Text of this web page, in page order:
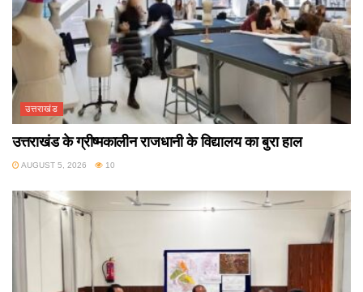
उत्तराखंड
उत्तराखंड के ग्रीष्मकालीन राजधानी के विद्यालय का बुरा हाल
AUGUST 5, 2026 10